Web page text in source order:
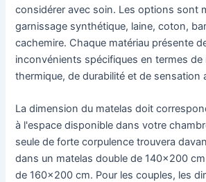
considérer avec soin. Les options sont
garnissage synthétique, laine, coton,
cachemire. Chaque matériau présente
inconvénients spécifiques en termes de
thermique, de durabilité et de sensation
La dimension du matelas doit
à l'espace disponible dans votre
seule de forte corpulence trouvera
dans un matelas double de 140×200
de 160×200 cm. Pour les couples, les